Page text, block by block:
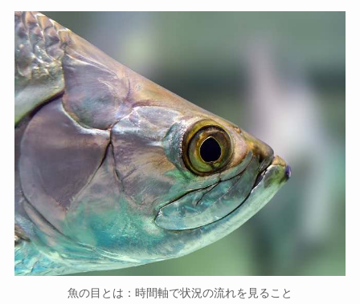
魚の目とは：時間軸で状況の流れを見ること